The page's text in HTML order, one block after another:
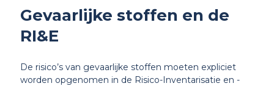
Gevaarlijke stoffen en de
RI&E
De risico’s van gevaarlijke stoffen moeten expliciet
worden opgenomen in de Risico-Inventarisatie en -